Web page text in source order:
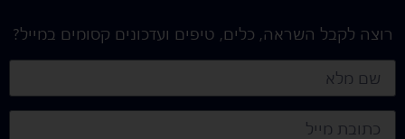
רוצה לקבל השראה, כלים, טיפים ועדכונים קסומים במייל?